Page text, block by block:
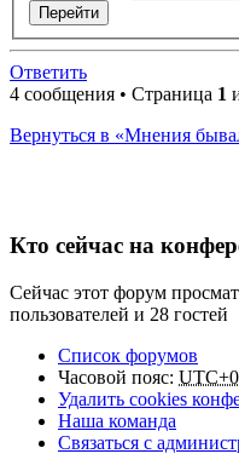
Ответить
4 сообщения • Страница 1
Вернуться в «Мнения
Кто сейчас на
Сейчас этот форум
пользователей и 28 гостей
Список форумов
Часовой пояс:
Удалить cookies
Наша команда
Связаться с